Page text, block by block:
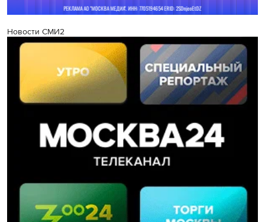
Новости СМИ2